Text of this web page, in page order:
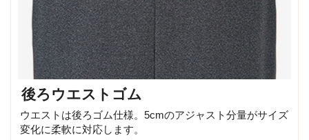
後ろウエストゴム
ウエストは後ろゴム仕様。5cmのアジャスト分量がサイズ
変化に柔軟に対応します。